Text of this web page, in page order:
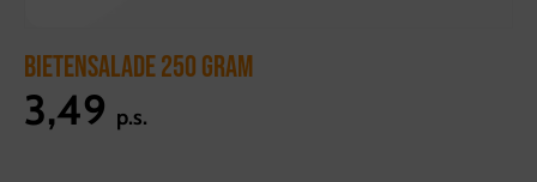
BIETENSALADE 250 GRAM
3,49 p.s.